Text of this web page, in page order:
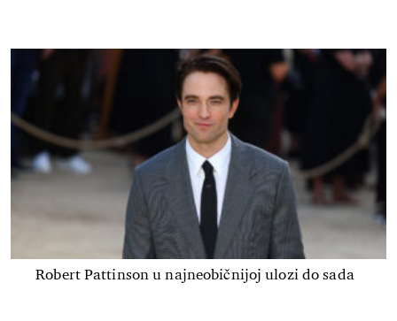
Robert Pattinson u najneobičnijoj ulozi do sada